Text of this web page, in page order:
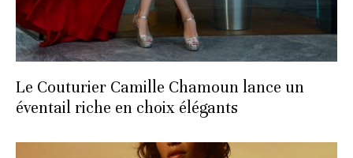
Le Couturier Camille Chamoun lance un
éventail riche en choix élégants